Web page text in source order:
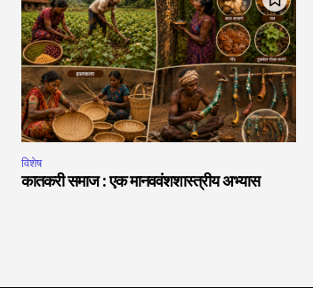
विशेष
कातकरी समाज : एक मानववंशशास्त्रीय अभ्यास